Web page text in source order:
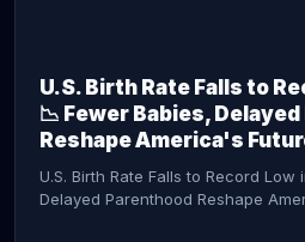
U.S. Birth Rate Falls to
📉 Fewer Babies,
Reshape America's
U.S. Birth Rate Falls to Record Low
Delayed Parenthood Reshape